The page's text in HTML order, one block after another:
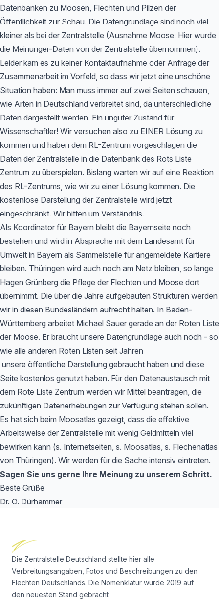
Datenbanken zu Moosen, Flechten und Pilzen der
Öffentlichkeit zur Schau. Die Datengrundlage sind noch viel
kleiner als bei der Zentralstelle (Ausnahme Moose: Hier wurde
die Meinunger-Daten von der Zentralstelle übernommen).
Leider kam es zu keiner Kontaktaufnahme oder Anfrage der
Zusammenarbeit im Vorfeld, so dass wir jetzt eine unschöne
Situation haben: Man muss immer auf zwei Seiten schauen,
wie Arten in Deutschland verbreitet sind, da unterschiedliche
Daten dargestellt werden. Ein unguter Zustand für
Wissenschaftler! Wir versuchen also zu EINER Lösung zu
kommen und haben dem RL-Zentrum vorgeschlagen die
Daten der Zentralstelle in die Datenbank des Rots Liste
Zentrum zu überspielen. Bislang warten wir auf eine Reaktion
des RL-Zentrums, wie wir zu einer Lösung kommen. Die
kostenlose Darstellung der Zentralstelle wird jetzt
eingeschränkt. Wir bitten um Verständnis.
Als Koordinator für Bayern bleibt die Bayernseite noch
bestehen und wird in Absprache mit dem Landesamt für
Umwelt in Bayern als Sammelstelle für angemeldete Kartiere
bleiben. Thüringen wird auch noch am Netz bleiben, so lange
Hagen Grünberg die Pflege der Flechten und Moose dort
übernimmt. Die über die Jahre aufgebauten Strukturen werden
wir in diesen Bundesländern aufrecht halten. In Baden-
Württemberg arbeitet Michael Sauer gerade an der Roten Liste
der Moose. Er braucht unsere Datengrundlage auch noch - so
wie alle anderen Roten Listen seit Jahren
unsere öffentliche Darstellung gebraucht haben und diese
Seite kostenlos genutzt haben. Für den Datenaustausch mit
dem Rote Liste Zentrum werden wir Mittel beantragen, die
zukünftigen Datenerhebungen zur Verfügung stehen sollen.
Es hat sich beim Moosatlas gezeigt, dass die effektive
Arbeitsweise der Zentralstelle mit wenig Geldmitteln viel
bewirken kann (s. Internetseiten, s. Moosatlas, s. Flechenatlas
von Thüringen). Wir werden für die Sache intensiv eintreten.
Sagen Sie uns gerne Ihre Meinung zu unserem Schritt.
Beste Grüße
Dr. O. Dürhammer
Die Zentralstelle Deutschland stellte hier alle
Verbreitungsangaben, Fotos und Beschreibungen zu den
Flechten Deutschlands. Die Nomenklatur wurde 2019 auf
den neuesten Stand gebracht.